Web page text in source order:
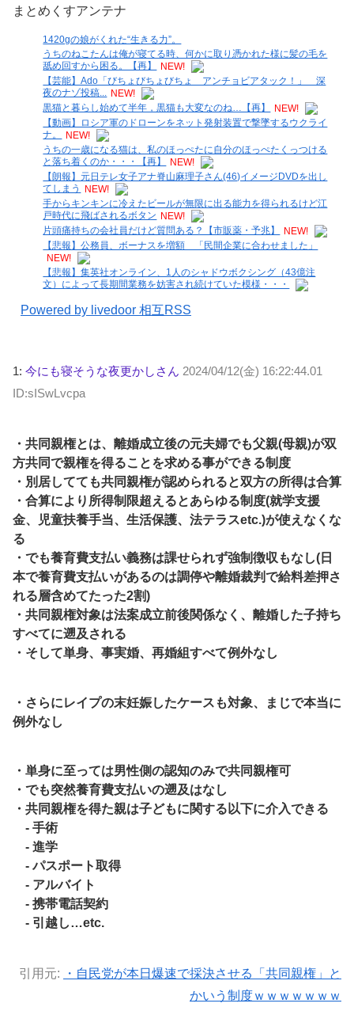
まとめくすアンテナ
1420gの娘がくれた“生きる力”。
うちのねこたんは俺が寝てる時、何かに取り憑かれた様に髪の毛を
舐め回すから困る。【再】
NEW!
【芸能】Ado「びちょびちょびちょ アンチョビアタック！」 深
夜のナゾ投稿... NEW!
黒猫と暮らし始めて半年，黒猫も大変なのね…【再】
NEW!
【動画】ロシア軍のドローンをネット発射装置で撃墜するウクライ
ナ。
NEW!
うちの一歳になる猫は、私のほっぺたに自分のほっぺたくっつける
と落ち着くのか・・・【再】
NEW!
【朗報】元日テレ女子アナ脊山麻理子さん(46)イメージDVDを出し
てしまう
NEW!
手からキンキンに冷えたビールが無限に出る能力を得られるけど江
戸時代に飛ばされるボタン NEW!
片頭痛持ちの会社員だけど質問ある？【市販薬・予兆】
NEW!
【悲報】公務員、ボーナスを増額 「民間企業に合わせました」
NEW!
【悲報】集英社オンライン、1人のシャドウボクシング（43億注
文）によって長期間業務を妨害され続けていた模様・・・
Powered by livedoor 相互RSS
1: 今にも寝そうな夜更かしさん 2024/04/12(金) 16:22:44.01
ID:sISwLvcpa
・共同親権とは、離婚成立後の元夫婦でも父親(母親)が双
方共同で親権を得ることを求める事ができる制度
・別居してても共同親権が認められると双方の所得は合算
・合算により所得制限超えるとあらゆる制度(就学支援
金、児童扶養手当、生活保護、法テラスetc.)が使えなくな
る
・でも養育費支払い義務は課せられず強制徴収もなし(日
本で養育費支払いがあるのは調停や離婚裁判で給料差押さ
れる層含めてたった2割)
・共同親権対象は法案成立前後関係なく、離婚した子持ち
すべてに遡及される
・そして単身、事実婚、再婚組すべて例外なし
・さらにレイプの末妊娠したケースも対象、まじで本当に
例外なし
・単身に至っては男性側の認知のみで共同親権可
・でも突然養育費支払いの遡及はなし
・共同親権を得た親は子どもに関する以下に介入できる
- 手術
- 進学
- パスポート取得
- アルバイト
- 携帯電話契約
- 引越し…etc.
引用元:
・自民党が本日爆速で採決させる「共同親権」と
かいう制度ｗｗｗｗｗｗｗ